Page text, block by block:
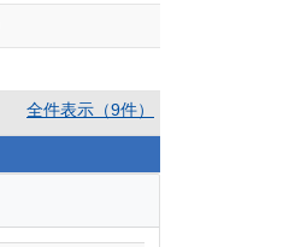
全件表示（9件）